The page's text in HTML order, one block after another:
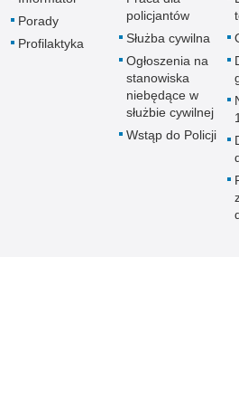
Porady
Profilaktyka
policjantów
Służba cywilna
Ogłoszenia na
stanowiska
niebędące w
służbie cywilnej
Wstąp do Policji